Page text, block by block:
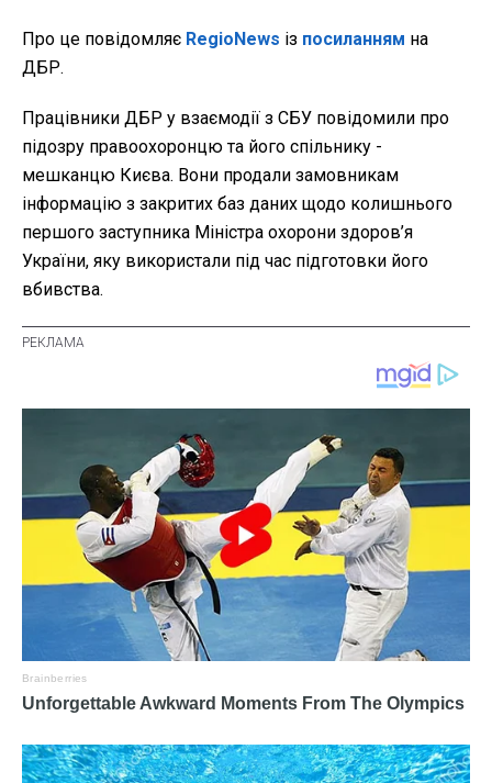
Про це повідомляє RegioNews із посиланням на
ДБР.
Працівники ДБР у взаємодії з СБУ повідомили про
підозру правоохоронцю та його спільнику -
мешканцю Києва. Вони продали замовникам
інформацію з закритих баз даних щодо колишнього
першого заступника Міністра охорони здоров’я
України, яку використали під час підготовки його
вбивства.